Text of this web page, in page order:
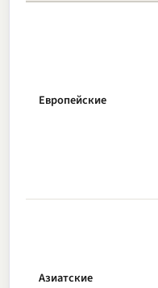
Европейские
Азиатские